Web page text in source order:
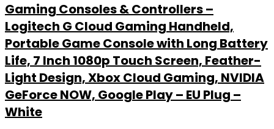
Gaming Consoles & Controllers –
Logitech G Cloud Gaming Handheld,
Portable Game Console with Long Battery
Life, 7 Inch 1080p Touch Screen, Feather-
Light Design, Xbox Cloud Gaming, NVIDIA
GeForce NOW, Google Play – EU Plug –
White